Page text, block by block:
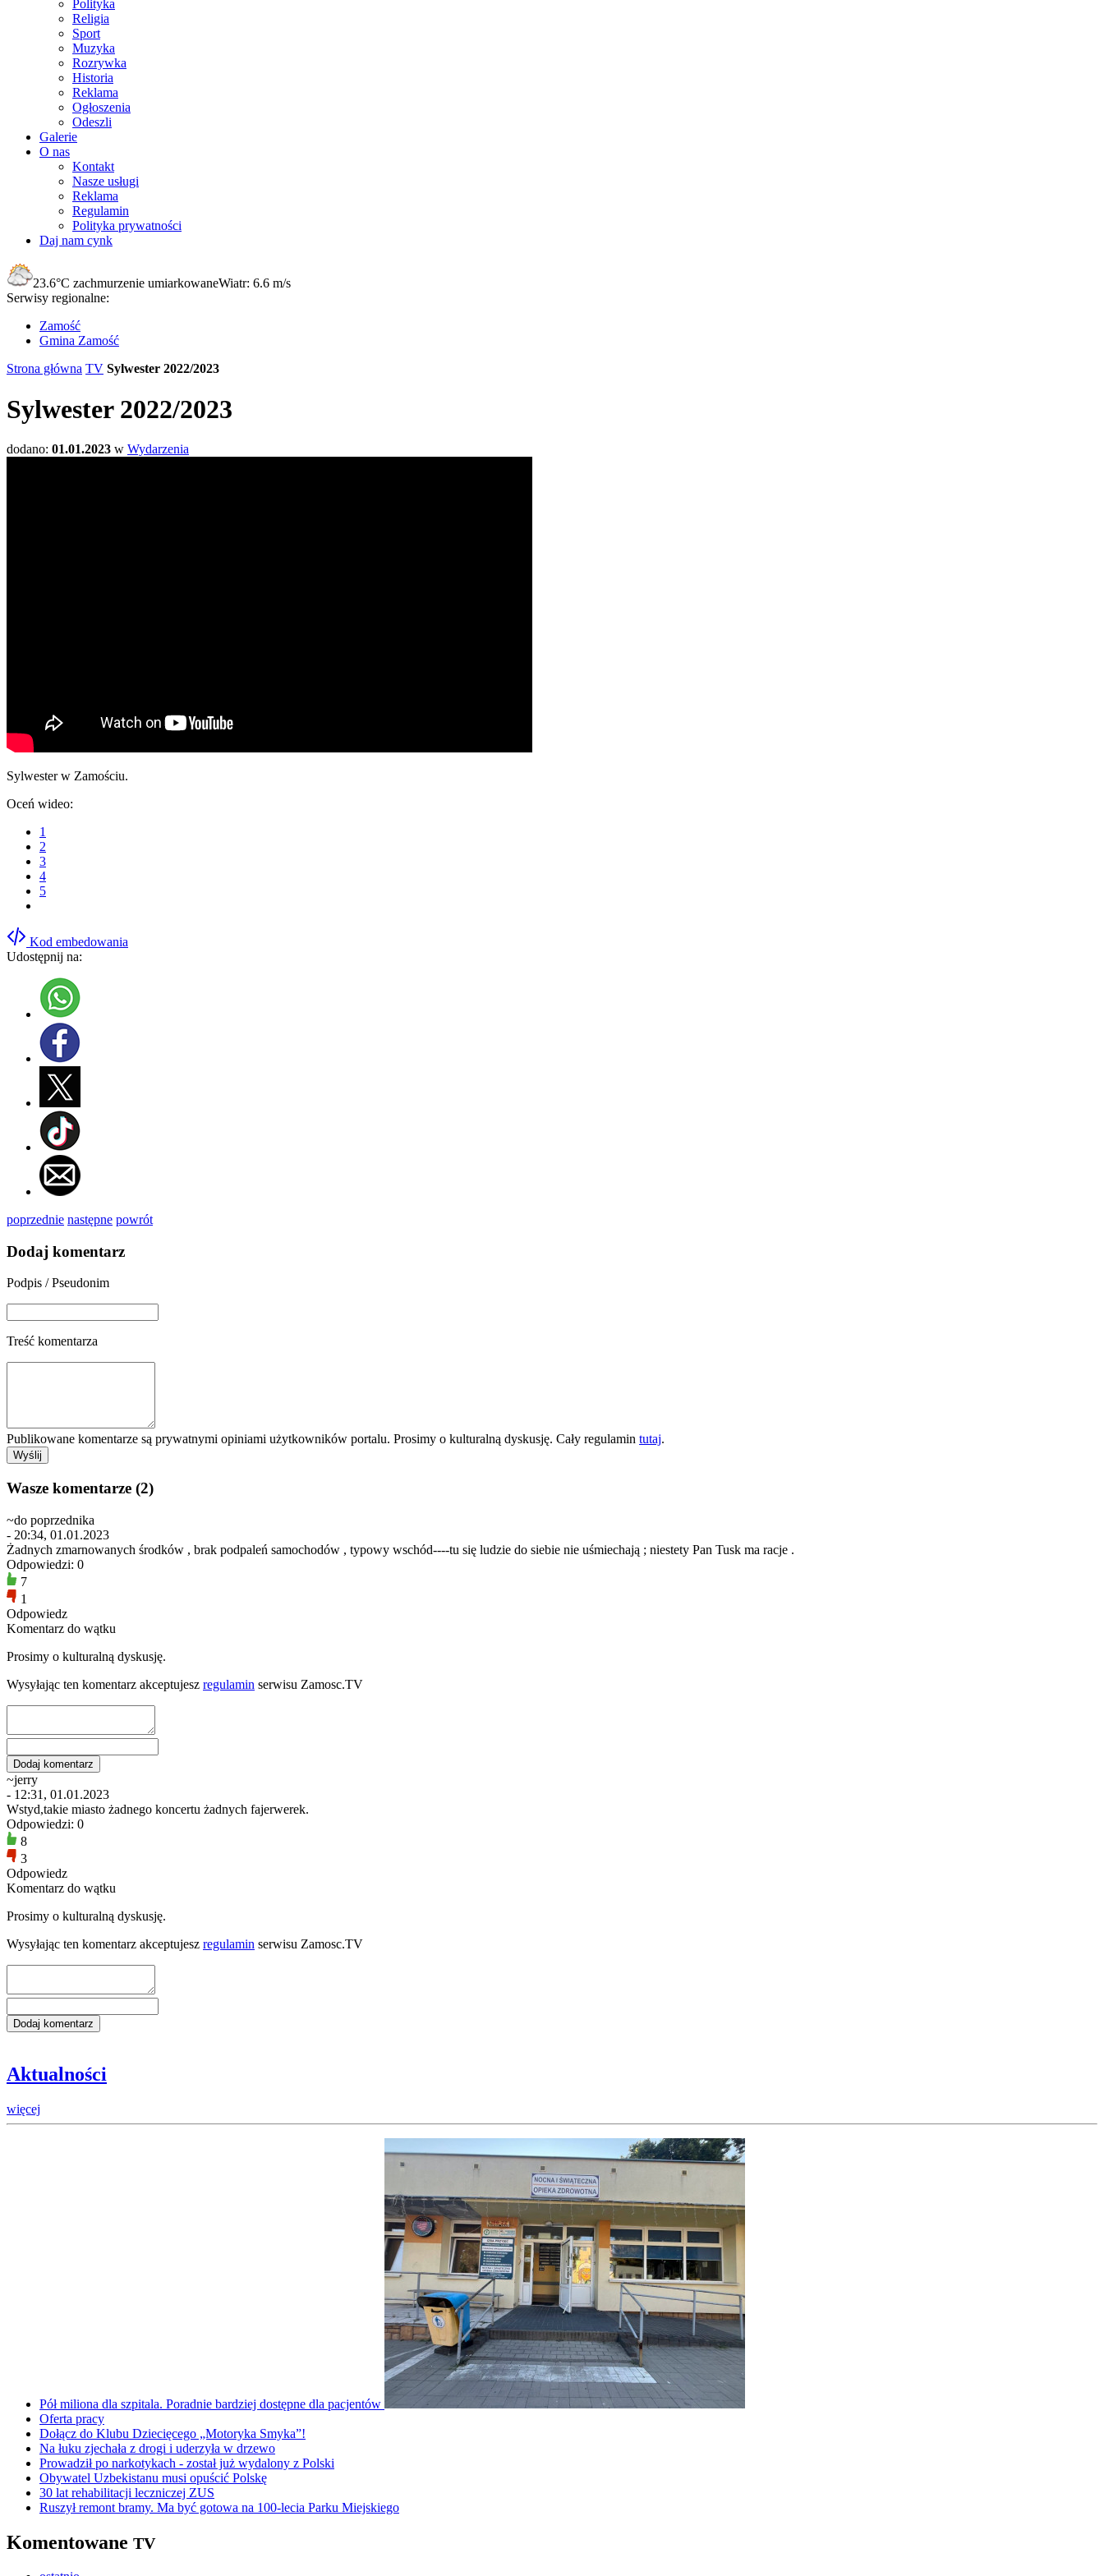
Polityka
Religia
Sport
Muzyka
Rozrywka
Historia
Reklama
Ogłoszenia
Odeszli
Galerie
O nas
Kontakt
Nasze usługi
Reklama
Regulamin
Polityka prywatności
Daj nam cynk
23.6°C zachmurzenie umiarkowaneWiatr: 6.6 m/s
Serwisy regionalne:
Zamość
Gmina Zamość
Strona główna TV Sylwester 2022/2023
Sylwester 2022/2023
dodano: 01.01.2023 w Wydarzenia
Sylwester w Zamościu.
Oceń wideo:
1
2
3
4
5
Kod embedowania
Udostępnij na:
poprzednie następne powrót
Dodaj komentarz
Podpis / Pseudonim
Treść komentarza
Publikowane komentarze są prywatnymi opiniami użytkowników portalu. Prosimy o kulturalną dyskusję. Cały regulamin tutaj.
Wasze komentarze (2)
~do poprzednika
- 20:34, 01.01.2023
Żadnych zmarnowanych środków , brak podpaleń samochodów , typowy wschód----tu się ludzie do siebie nie uśmiechają ; niestety Pan Tusk ma racje .
Odpowiedzi: 0
7
1
Odpowiedz
Komentarz do wątku
Prosimy o kulturalną dyskusję.
Wysyłając ten komentarz akceptujesz regulamin serwisu Zamosc.TV
~jerry
- 12:31, 01.01.2023
Wstyd,takie miasto żadnego koncertu żadnych fajerwerek.
Odpowiedzi: 0
8
3
Odpowiedz
Komentarz do wątku
Prosimy o kulturalną dyskusję.
Wysyłając ten komentarz akceptujesz regulamin serwisu Zamosc.TV
Aktualności
więcej
Pół miliona dla szpitala. Poradnie bardziej dostępne dla pacjentów
Oferta pracy
Dołącz do Klubu Dziecięcego „Motoryka Smyka”!
Na łuku zjechała z drogi i uderzyła w drzewo
Prowadził po narkotykach - został już wydalony z Polski
Obywatel Uzbekistanu musi opuścić Polskę
30 lat rehabilitacji leczniczej ZUS
Ruszył remont bramy. Ma być gotowa na 100-lecia Parku Miejskiego
Komentowane TV